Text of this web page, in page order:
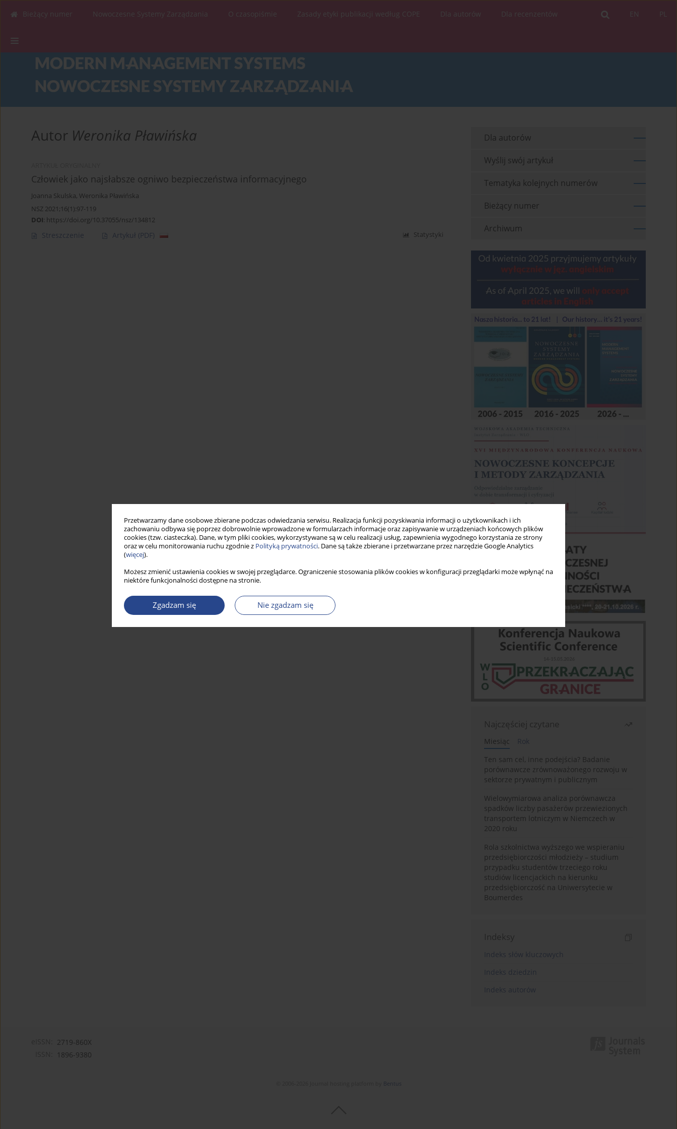
Przetwarzamy dane osobowe zbierane podczas odwiedzania serwisu. Realizacja funkcji pozyskiwania informacji o użytkownikach i ich
zachowaniu odbywa się poprzez dobrowolnie wprowadzone w formularzach informacje oraz zapisywanie w urządzeniach końcowych plików
cookies (tzw. ciasteczka). Dane, w tym pliki cookies, wykorzystywane są w celu realizacji usług, zapewnienia wygodnego korzystania ze strony
oraz w celu monitorowania ruchu zgodnie z Polityką prywatności. Dane są także zbierane i przetwarzane przez narzędzie Google Analytics
(więcej).
Możesz zmienić ustawienia cookies w swojej przeglądarce. Ograniczenie stosowania plików cookies w konfiguracji przeglądarki może wpłynąć na
niektóre funkcjonalności dostępne na stronie.
Zgadzam się Nie zgadzam się
PL
EN
Bieżący numer Nowoczesne Systemy Zarządzania O czasopiśmie Zasady etyki publikacji według COPE Dla autorów Dla recenzentów
Autor Weronika Pławińska
Człowiek jako najsłabsze ogniwo bezpieczeństwa informacyjnego
Joanna Skulska, Weronika Pławińska
NSZ 2021;16(1):97-119
DOI: https://doi.org/10.37055/nsz/134812
Streszczenie Artykuł (PDF) Statystyki
Dla autorów
Wyślij swój artykuł
Tematyka kolejnych numerów
Bieżący numer
Archiwum
Najczęściej czytane
Miesiąc
Rok
Ten sam cel, inne podejścia? Badanie
porównawcze zrównoważonego rozwoju w
sektorze prywatnym i publicznym
Wielowymiarowa analiza porównawcza
spadków liczby pasażerów przewiezionych
transportem lotniczym w Niemczech w
2020 roku
Rola szkolnictwa wyższego we wspieraniu
przedsiębiorczości młodzieży – studium
przypadku studentów trzeciego roku
studiów licencjackich na kierunku
przedsiębiorczość na Uniwersytecie w
Boumerdes
Indeksy
Indeks słów kluczowych
Indeks dziedzin
Indeks autorów
2719-860X
1896-9380
Bentus